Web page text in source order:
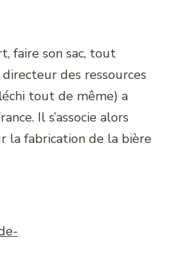
faire son sac, tout
des ressources
tout de même) a
Il s’associe alors
la fabrication de la bière